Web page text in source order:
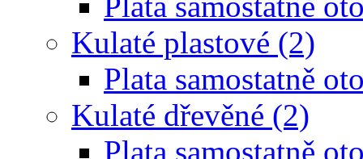
Kulaté plastové (2)
Plata samostatně
Kulaté dřevěné (2)
Plata samostatně